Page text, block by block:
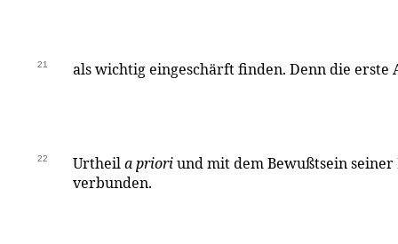
21 als wichtig eingeschärft finden. Denn die
22 Urtheila prioriund mit dem Bewußtsein
verbunden.